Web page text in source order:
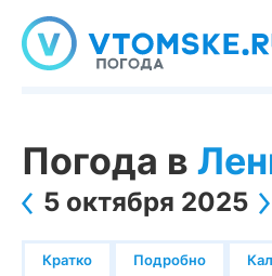
Погода в
5 октября 2025
Кратко Подробно